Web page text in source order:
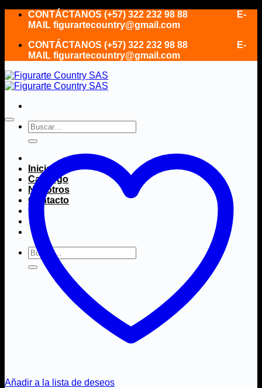
SaltarCONTÁCTANOS (+57) 322 232 98 88 E-
MAIL figurartecountry@gmail.com
CONTÁCTANOS (+57) 322 232 98 88 E-
MAIL figurartecountry@gmail.com
Buscar
por:
Inicio
Catálogo
Nosotros
Contacto
Buscar
por:
Añadir a la lista de deseos